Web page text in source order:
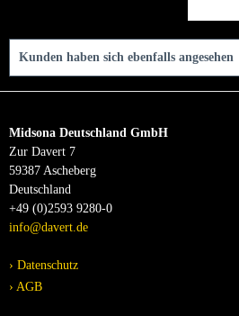
Kunden haben sich ebenfalls angesehen
Midsona Deutschland GmbH
Zur Davert 7
59387 Ascheberg
Deutschland
+49 (0)2593 9280-0
info@davert.de
Datenschutz
AGB